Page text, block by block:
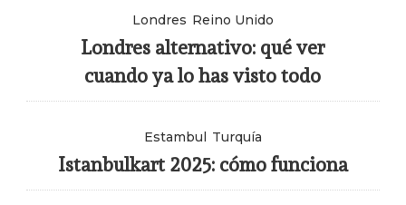
Londres Reino Unido
Londres alternativo: qué ver
cuando ya lo has visto todo
Estambul Turquía
Istanbulkart 2025: cómo funciona